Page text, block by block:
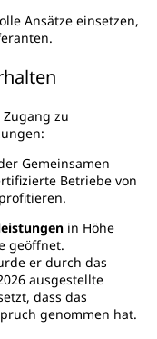
Ansätze einsetzen,
zu
Gemeinsamen
Betriebe von
in Höhe
geöffnet.
er durch das
ausgestellte
dass das
genommen hat.